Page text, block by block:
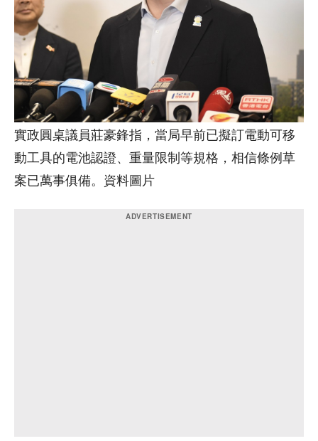
實政圓桌議員莊豪鋒指，當局早前已擬訂電動可移
動工具的電池認證、重量限制等規格，相信條例草
案已萬事俱備。資料圖片